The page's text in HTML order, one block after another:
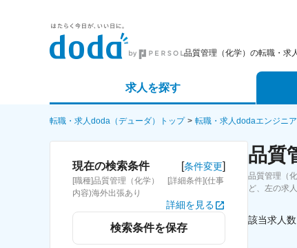
品質管理（化学）の転職・求
求人を探す
詳細条件から探す
求人特集から探す
エー
スカ
パー
転職・求人doda（デューダ）トップ 転職・求人dodaエンジニ
現在の検索条件 [条件変更]
[職種]品質管理（化学） [詳細条件](仕事
内容)海外出張あり
詳細を見る
検索条件を保存
品質
品質管理（
ど、左の求
該当求人数